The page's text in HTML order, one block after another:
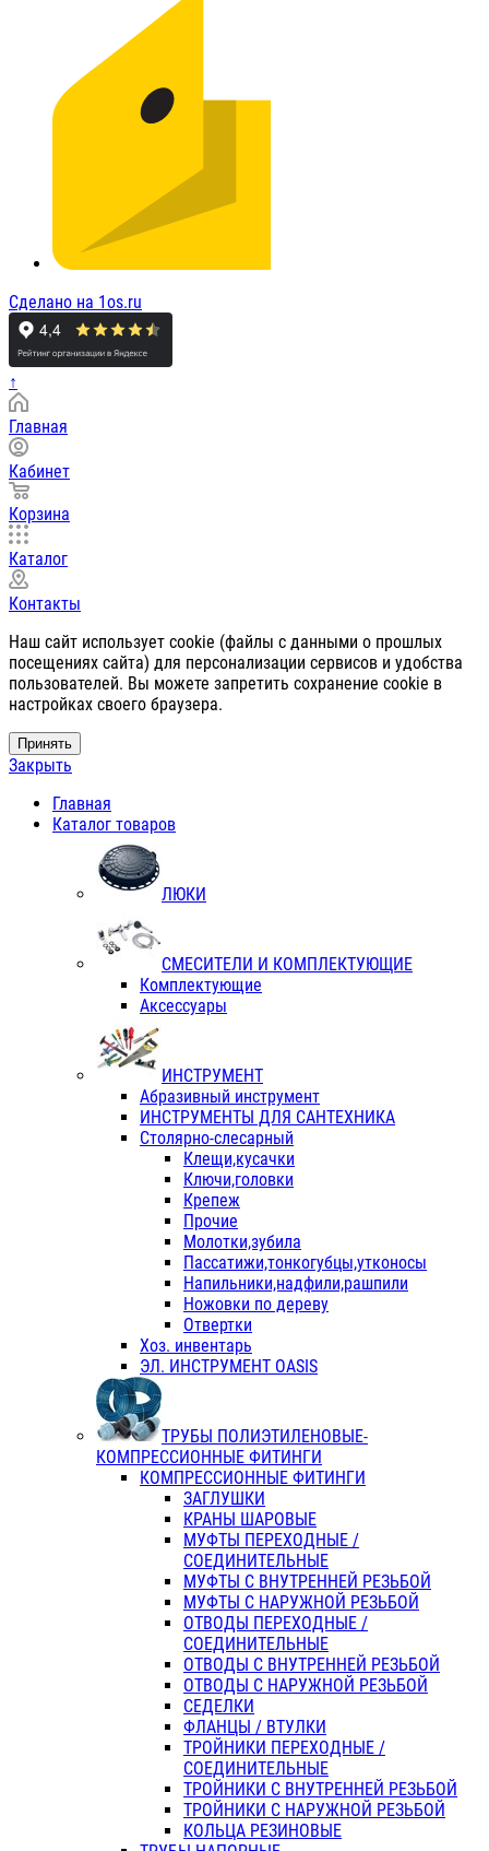
Сделано на 1os.ru
↑
Главная
Кабинет
Корзина
Каталог
Контакты
Наш сайт использует cookie (файлы с данными о прошлых
посещениях сайта) для персонализации сервисов и удобства
пользователей. Вы можете запретить сохранение cookie в
настройках своего браузера.
Принять
Закрыть
Главная
Каталог товаров
ЛЮКИ
СМЕСИТЕЛИ И КОМПЛЕКТУЮЩИЕ
Комплектующие
Аксессуары
ИНСТРУМЕНТ
Абразивный инструмент
ИНСТРУМЕНТЫ ДЛЯ САНТЕХНИКА
Столярно-слесарный
Клещи,кусачки
Ключи,головки
Крепеж
Прочие
Молотки,зубила
Пассатижи,тонкогубцы,утконосы
Напильники,надфили,рашпили
Ножовки по дереву
Отвертки
Хоз. инвентарь
ЭЛ. ИНСТРУМЕНТ OASIS
ТРУБЫ ПОЛИЭТИЛЕНОВЫЕ-
КОМПРЕССИОННЫЕ ФИТИНГИ
КОМПРЕССИОННЫЕ ФИТИНГИ
ЗАГЛУШКИ
КРАНЫ ШАРОВЫЕ
МУФТЫ ПЕРЕХОДНЫЕ /
СОЕДИНИТЕЛЬНЫЕ
МУФТЫ С ВНУТРЕННЕЙ РЕЗЬБОЙ
МУФТЫ С НАРУЖНОЙ РЕЗЬБОЙ
ОТВОДЫ ПЕРЕХОДНЫЕ /
СОЕДИНИТЕЛЬНЫЕ
ОТВОДЫ С ВНУТРЕННЕЙ РЕЗЬБОЙ
ОТВОДЫ С НАРУЖНОЙ РЕЗЬБОЙ
СЕДЕЛКИ
ФЛАНЦЫ / ВТУЛКИ
ТРОЙНИКИ ПЕРЕХОДНЫЕ /
СОЕДИНИТЕЛЬНЫЕ
ТРОЙНИКИ С ВНУТРЕННЕЙ РЕЗЬБОЙ
ТРОЙНИКИ С НАРУЖНОЙ РЕЗЬБОЙ
КОЛЬЦА РЕЗИНОВЫЕ